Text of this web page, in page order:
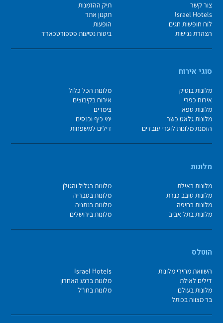
צור קשר
תיק ההזמנות
Israel Hotels
תקנון אתר
לוח חופשות חגים
הופעות
הצהרת נגישות
ביטוח נסיעות פספורטכארד
סוגי אירוח
מלונות בוטיק
מלונות הכל כלול
אירוח כפרי
אירוח בקיבוצים
מלונות ספא
צימרים
מלונות גלאט כשר
ימי כיף וכנסים
הזמנת מלונות לועדי עובדים
דילים למשפחות
מלונות
מלונות באילת
מלונות בגליל והגולן
מלונות סובב כנרת
מלונות בטבריה
מלונות בחיפה
מלונות בנתניה
מלונות בתל אביב
מלונות בירושלים
הוטלס
השוואת מחירי מלונות
Israel Hotels
דילים לאילת
מלונות ברגע האחרון
מלונות בעולם
מלונות בחו"ל
בר מצווה בכותל